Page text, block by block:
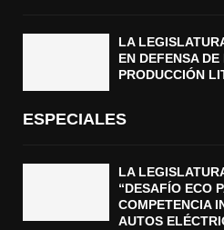
LA
EN DEFENSA
PRODUCCIÓN
ESPECIALES
LA
“DESAFÍO ECO
COMPETENCIA
AUTOS